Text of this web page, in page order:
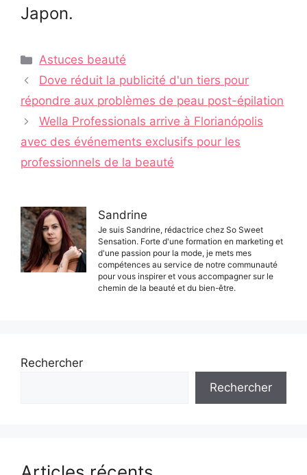
Japon.
Catégories
Astuces beauté
Navigation
des
articles
Dove réduit la publicité d'un tiers pour
répondre aux problèmes de peau post-épilation
Wella Professionals arrive à Florianópolis
avec des événements exclusifs pour les
professionnels de la beauté
Sandrine
Je suis Sandrine, rédactrice chez So Sweet
Sensation. Forte d'une formation en marketing et
d'une passion pour la mode, je mets mes
compétences au service de notre communauté
pour vous inspirer et vous accompagner sur le
chemin de la beauté et du bien-être.
Rechercher
Rechercher